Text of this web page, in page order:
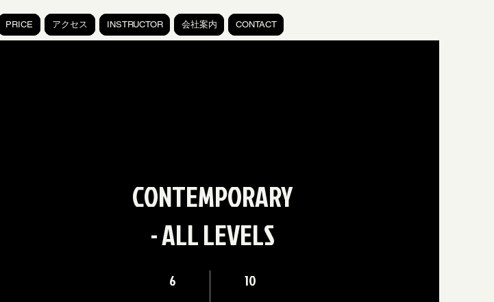
PRICE アクセス INSTRUCTOR 会社案内 CONTACT
CONTEMPORARY
- ALL LEVELS
6 10